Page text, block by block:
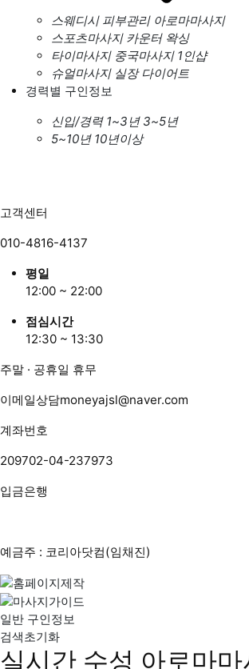
스웨디시 피부관리 아로마마사지
스포츠마사지 카운터 왁싱
타이마사지 중국마사지 1인샵
슈얼마사지 실장 다이어트
경력별 구인정보
신입/경력 1~3년 3~5년
5~10년 10년이상
고객센터
010-4816-4137
평일
12:00 ~ 22:00
점심시간
12:30 ~ 13:30
주말 · 공휴일 휴무
이메일상담moneyajsl@naver.com
계좌번호
209702-04-237973
입금은행
예금주 : 코리아닷컴(임채진)
일반 구인정보
검색초기화
실시간 수성 아로마